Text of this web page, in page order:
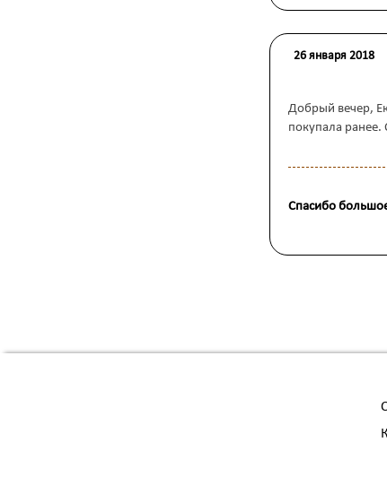
26 января 2018
Добрый вечер,
покупала
Спасибо